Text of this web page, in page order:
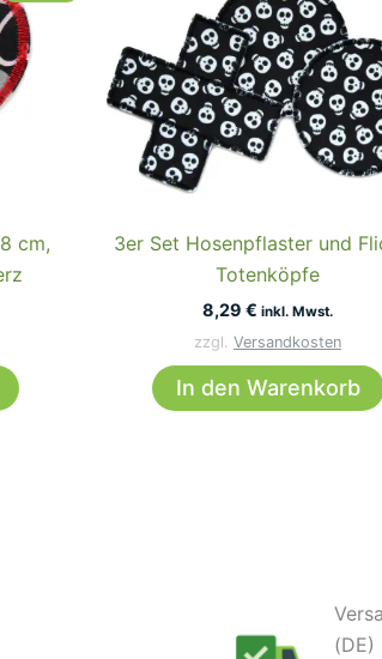
cm,
3er Set Hosenpflaster und
Totenköpfe
8,29 € inkl. Mwst.
zzgl. Versandkosten
In den Warenkorb
(DE)